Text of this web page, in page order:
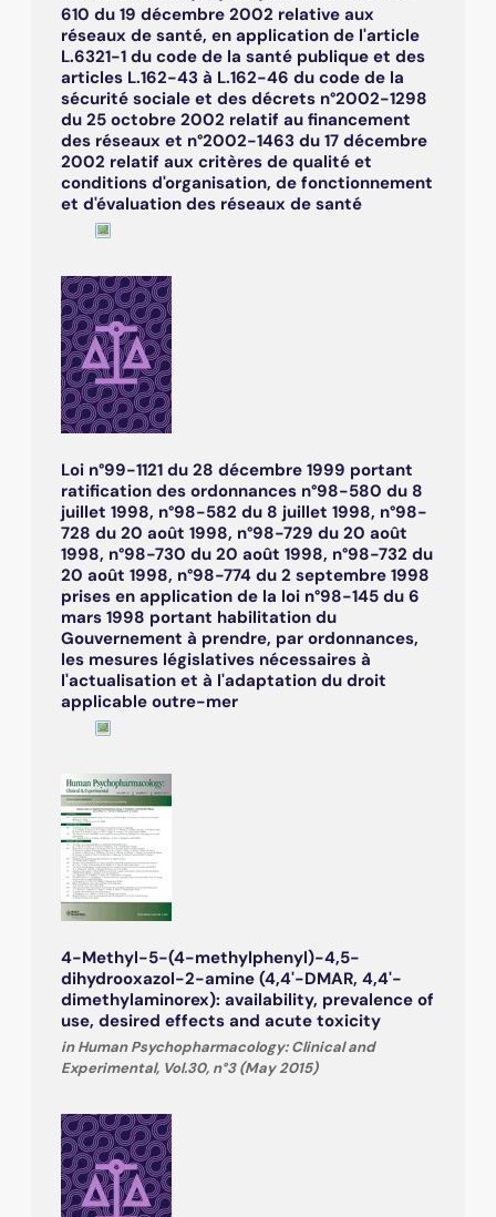
610 du 19 décembre 2002 relative aux
réseaux de santé, en application de l'article
L.6321-1 du code de la santé publique et des
articles L.162-43 à L.162-46 du code de la
sécurité sociale et des décrets n°2002-1298
du 25 octobre 2002 relatif au financement
des réseaux et n°2002-1463 du 17 décembre
2002 relatif aux critères de qualité et
conditions d'organisation, de fonctionnement
et d'évaluation des réseaux de santé
Loi n°99-1121 du 28 décembre 1999 portant
ratification des ordonnances n°98-580 du 8
juillet 1998, n°98-582 du 8 juillet 1998, n°98-
728 du 20 août 1998, n°98-729 du 20 août
1998, n°98-730 du 20 août 1998, n°98-732 du
20 août 1998, n°98-774 du 2 septembre 1998
prises en application de la loi n°98-145 du 6
mars 1998 portant habilitation du
Gouvernement à prendre, par ordonnances,
les mesures législatives nécessaires à
l'actualisation et à l'adaptation du droit
applicable outre-mer
4-Methyl-5-(4-methylphenyl)-4,5-
dihydrooxazol-2-amine (4,4'-DMAR, 4,4'-
dimethylaminorex): availability, prevalence of
use, desired effects and acute toxicity
in Human Psychopharmacology: Clinical and
Experimental, Vol.30, n°3 (May 2015)